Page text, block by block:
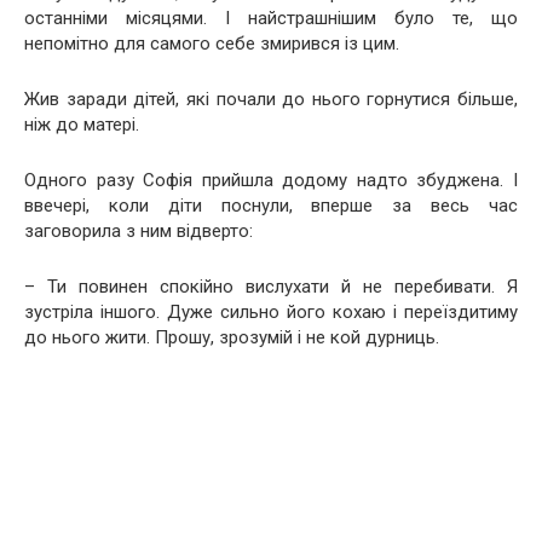
останніми місяцями. І найстрашнішим було те, що
непомітно для самого себе змирився із цим.
Жив заради дітей, які почали до нього горнутися більше,
ніж до матері.
Одного разу Софія прийшла додому надто збуджена. І
ввечері, коли діти поснули, вперше за весь час
заговорила з ним відверто:
– Ти повинен спокійно вислухати й не перебивати. Я
зустріла іншого. Дуже сильно його кохаю і переїздитиму
до нього жити. Прошу, зрозумій і не кой дурниць.